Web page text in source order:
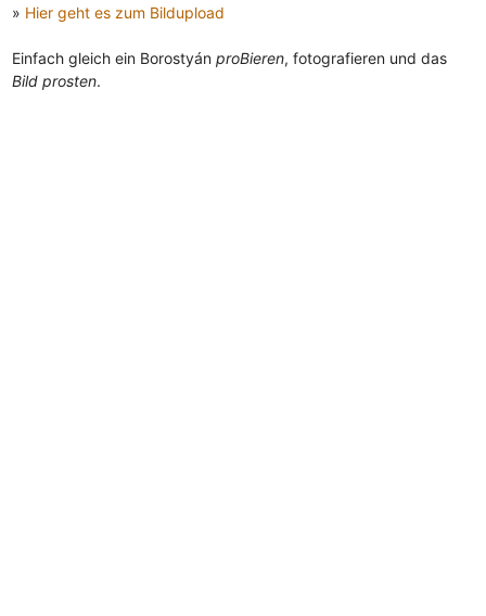
» Hier geht es zum Bildupload
Einfach gleich ein Borostyán proBieren, fotografieren und das
Bild prosten.